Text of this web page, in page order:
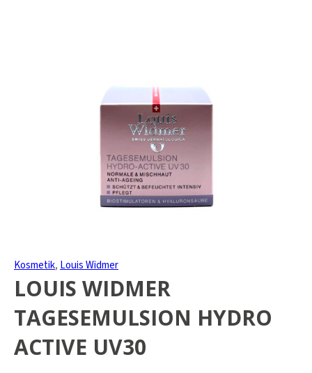
Kosmetik, Louis Widmer
LOUIS WIDMER
TAGESEMULSION HYDRO
ACTIVE UV30